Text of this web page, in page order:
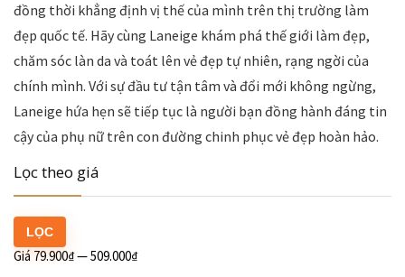
đồng thời khẳng định vị thế của mình trên thị trường làm
đẹp quốc tế. Hãy cùng Laneige khám phá thế giới làm đẹp,
chăm sóc làn da và toát lên vẻ đẹp tự nhiên, rạng ngời của
chính mình. Với sự đầu tư tận tâm và đổi mới không ngừng,
Laneige hứa hẹn sẽ tiếp tục là người bạn đồng hành đáng tin
cậy của phụ nữ trên con đường chinh phục vẻ đẹp hoàn hảo.
Lọc theo giá
LỌC
Giá 79.900₫—509.000₫